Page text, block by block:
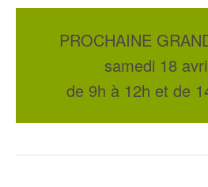
PROCHAINE
samedi 18
de 9h à 12h et de